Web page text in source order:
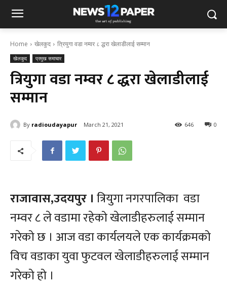
Home खेलकुद त्रियुगा वडा नम्वर ८ द्धरा खेलाडीलाई सम्मान
खेलकुद प्रमुख समाचार
त्रियुगा वडा नम्वर ८ द्धरा खेलाडीलाई
सम्मान
By radioudayapur March 21, 2021 0
646
राजावास,उदयपुर । त्रियुगा नगरपालिका वडा
नम्वर ८ ले वडामा रहेको खेलाडीहरुलाई सम्मान
गरेको छ । आज वडा कार्यलयले एक कार्यक्रमको
विच वडाका युवा फुटवल खेलाडीहरुलाई सम्मान
गरेको हो ।